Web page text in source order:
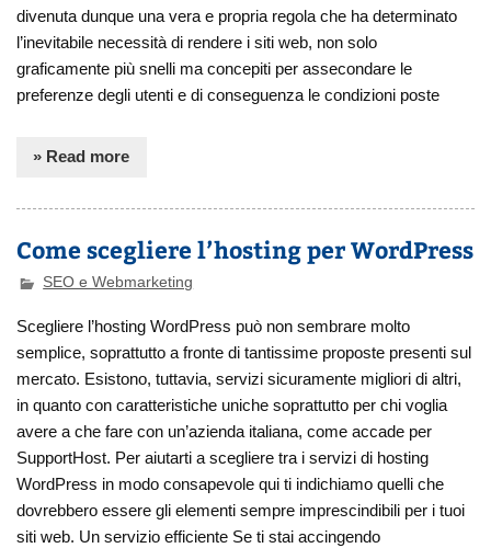
divenuta dunque una vera e propria regola che ha determinato
l’inevitabile necessità di rendere i siti web, non solo
graficamente più snelli ma concepiti per assecondare le
preferenze degli utenti e di conseguenza le condizioni poste
» Read more
Come scegliere l’hosting per WordPress
SEO e Webmarketing
Scegliere l’hosting WordPress può non sembrare molto
semplice, soprattutto a fronte di tantissime proposte presenti sul
mercato. Esistono, tuttavia, servizi sicuramente migliori di altri,
in quanto con caratteristiche uniche soprattutto per chi voglia
avere a che fare con un’azienda italiana, come accade per
SupportHost. Per aiutarti a scegliere tra i servizi di hosting
WordPress in modo consapevole qui ti indichiamo quelli che
dovrebbero essere gli elementi sempre imprescindibili per i tuoi
siti web. Un servizio efficiente Se ti stai accingendo